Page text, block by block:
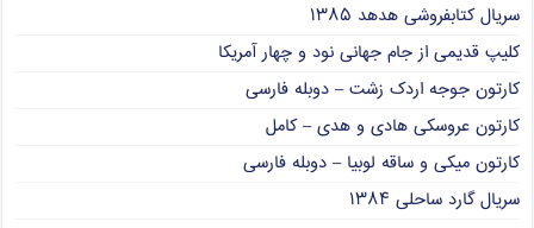
سریال کتابفروشی هدهد ۱۳۸۵
کلیپ قدیمی از جام جهانی نود و چهار آمریکا
کارتون جوجه اردک زشت – دوبله فارسی
کارتون عروسکی هادی و هدی – کامل
کارتون میکی و ساقه لوبیا – دوبله فارسی
سریال گارد ساحلی ۱۳۸۴